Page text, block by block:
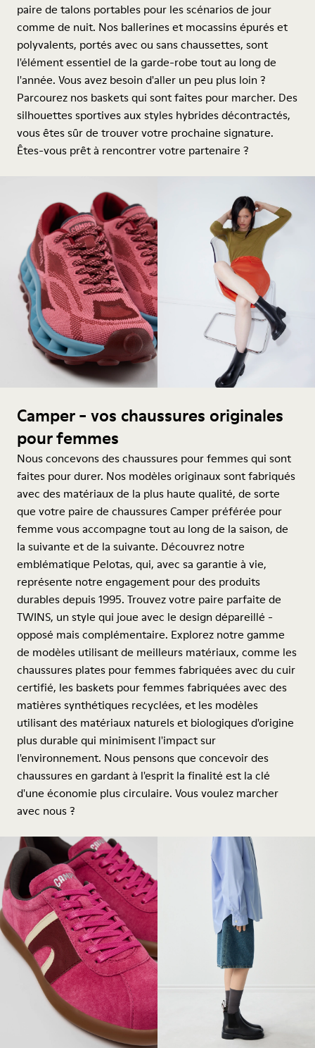
paire de talons portables pour les scénarios de jour
comme de nuit. Nos ballerines et mocassins épurés et
polyvalents, portés avec ou sans chaussettes, sont
l'élément essentiel de la garde-robe tout au long de
l'année. Vous avez besoin d'aller un peu plus loin ?
Parcourez nos baskets qui sont faites pour marcher. Des
silhouettes sportives aux styles hybrides décontractés,
vous êtes sûr de trouver votre prochaine signature.
Êtes-vous prêt à rencontrer votre partenaire ?
Camper - vos chaussures originales
pour femmes
Nous concevons des chaussures pour femmes qui sont
faites pour durer. Nos modèles originaux sont fabriqués
avec des matériaux de la plus haute qualité, de sorte
que votre paire de chaussures Camper préférée pour
femme vous accompagne tout au long de la saison, de
la suivante et de la suivante. Découvrez notre
emblématique Pelotas, qui, avec sa garantie à vie,
représente notre engagement pour des produits
durables depuis 1995. Trouvez votre paire parfaite de
TWINS, un style qui joue avec le design dépareillé -
opposé mais complémentaire. Explorez notre gamme
de modèles utilisant de meilleurs matériaux, comme les
chaussures plates pour femmes fabriquées avec du cuir
certifié, les baskets pour femmes fabriquées avec des
matières synthétiques recyclées, et les modèles
utilisant des matériaux naturels et biologiques d'origine
plus durable qui minimisent l'impact sur
l'environnement. Nous pensons que concevoir des
chaussures en gardant à l'esprit la finalité est la clé
d'une économie plus circulaire. Vous voulez marcher
avec nous ?